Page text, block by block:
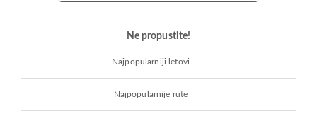
Ne propustite!
Najpopularniji letovi
Najpopularnije rute